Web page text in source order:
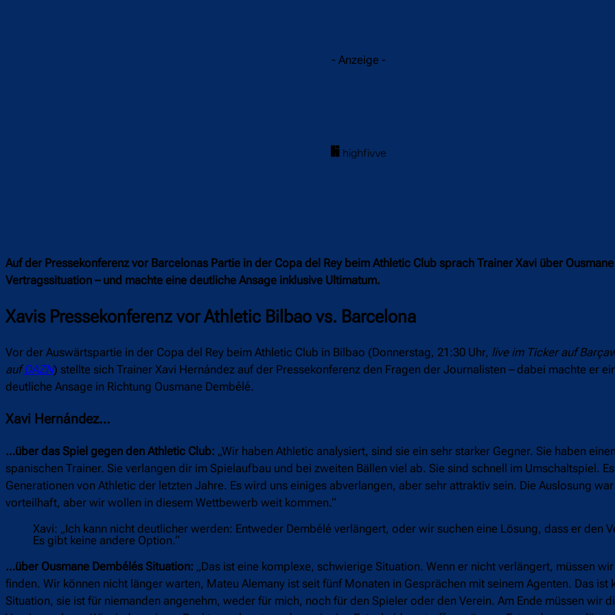
- Anzeige -
Auf der Pressekonferenz vor Barcelonas Partie in der Copa del Rey beim Athletic Club sprach Trainer Xavi über
Vertragssituation – und machte eine deutliche Ansage inklusive Ultimatum.
Xavis Pressekonferenz vor Athletic Bilbao vs. Barcelona
Vor der Auswärtspartie in der Copa del Rey beim Athletic Club in Bilbao (Donnerstag, 21:30 Uhr, live im Ticker auf
aufDAZN) stellte sich Trainer Xavi Hernández auf der Pressekonferenz den Fragen der Journalisten – dabei machte er
deutliche Ansage in Richtung Ousmane Dembélé.
Xavi Hernández…
…über das Spiel gegen den Athletic Club: „Wir haben Athletic analysiert, sind sie ein sehr starker Gegner. Sie haben
spanischen Trainer. Sie verlangen dir im Spielaufbau und bei zweiten Bällen viel ab. Sie sind schnell im Umschaltspiel.
Generationen von Athletic der letzten Jahre. Es wird uns einiges abverlangen, aber sehr attraktiv sein. Die Auslosung
vorteilhaft, aber wir wollen in diesem Wettbewerb weit kommen.“
Xavi: „Ich kann nicht deutlicher werden: Entweder Dembélé verlängert, oder wir suchen eine Lösung, dass er den
Es gibt keine andere Option.“
…über Ousmane Dembélés Situation: „Das ist eine komplexe, schwierige Situation. Wenn er nicht verlängert, müssen
finden. Wir können nicht länger warten, Mateu Alemany ist seit fünf Monaten in Gesprächen mit seinem Agenten. Das ist
Situation, sie ist für niemanden angenehm, weder für mich, noch für den Spieler oder den Verein. Am Ende müssen wir